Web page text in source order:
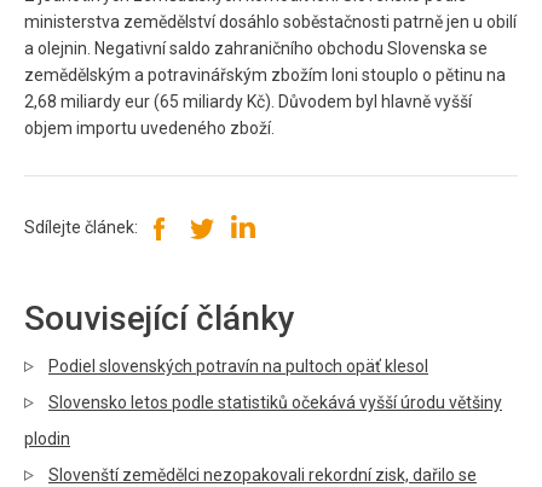
ministerstva zemědělství dosáhlo soběstačnosti patrně jen u obilí
a olejnin. Negativní saldo zahraničního obchodu Slovenska se
zemědělským a potravinářským zbožím loni stouplo o pětinu na
2,68 miliardy eur (65 miliardy Kč). Důvodem byl hlavně vyšší
objem importu uvedeného zboží.
Sdílejte článek:
Související články
Podiel slovenských potravín na pultoch opäť klesol
Slovensko letos podle statistiků očekává vyšší úrodu většiny
plodin
Slovenští zemědělci nezopakovali rekordní zisk, dařilo se